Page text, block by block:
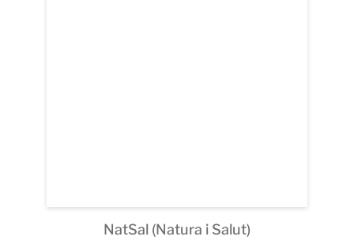
NatSal (Natura i Salut)